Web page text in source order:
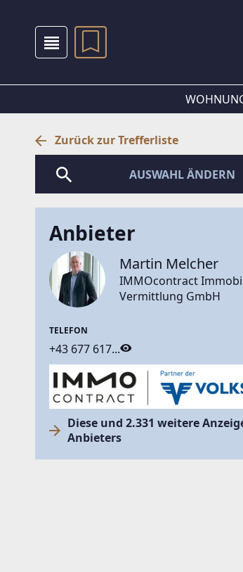
Zurück zur Trefferliste
AUSWAHL ÄNDERN
Anbieter
Martin Melcher
IMMOcontract
Vermittlung GmbH
TELEFON
+43 677 617...
Diese und 2.331 weitere
Anbieters